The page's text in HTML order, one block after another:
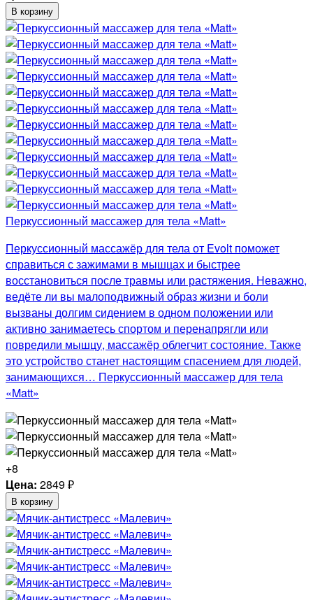
В корзину
Перкуссионный массажер для тела «Matt»
Перкуссионный массажёр для тела от Evolt поможет
справиться с зажимами в мышцах и быстрее
восстановиться после травмы или растяжения. Неважно,
ведёте ли вы малоподвижный образ жизни и боли
вызваны долгим сидением в одном положении или
активно занимаетесь спортом и перенапрягли или
повредили мышцу, массажёр облегчит состояние. Также
это устройство станет настоящим спасением для людей,
занимающихся… Перкуссионный массажер для тела
«Matt»
+8
Цена: 2849₽
В корзину